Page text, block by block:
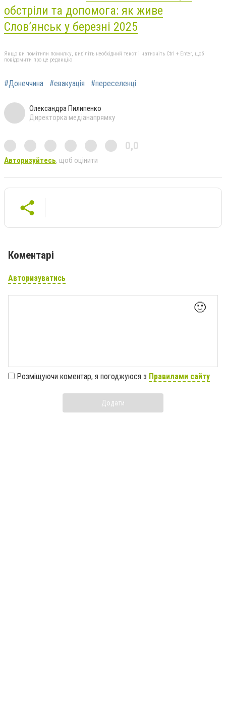
обстріли та допомога: як живе
Слов’янськ у березні 2025
Якщо ви помітили помилку, виділіть необхідний текст і натисніть Ctrl + Enter, щоб
повідомити про це редакцію
#Донеччина #евакуація #переселенці
Олександра Пилипенко
Директорка медіанапрямку
0,0
Авторизуйтесь, щоб оцінити
Коментарі
Авторизуватись
🙂
Розміщуючи коментар, я погоджуюся з Правилами сайту
Додати